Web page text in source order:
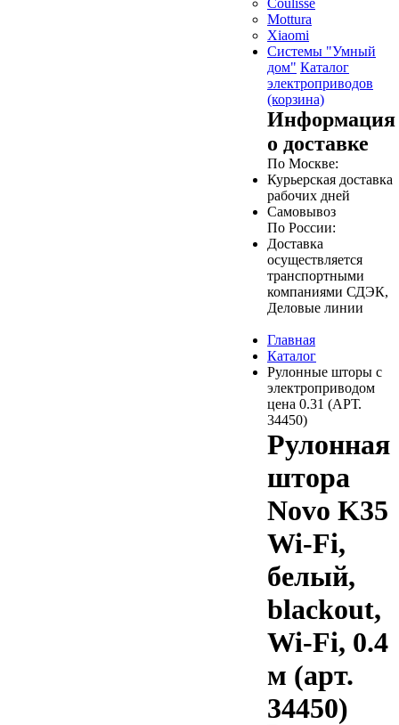
Coulisse
Mottura
Xiaomi
Системы "Умный
дом" Каталог
электроприводов
(корзина)
Информация
о доставке
По Москве:
Курьерская доставка
рабочих дней
Самовывоз
По России:
Доставка
осуществляется
транспортными
компаниями СДЭК,
Деловые линии
Главная
Каталог
Рулонные шторы с
электроприводом
цена 0.31 (АРТ.
34450)
Рулонная
штора
Novo K35
Wi-Fi,
белый,
blackout,
Wi-Fi, 0.4
м (арт.
34450)